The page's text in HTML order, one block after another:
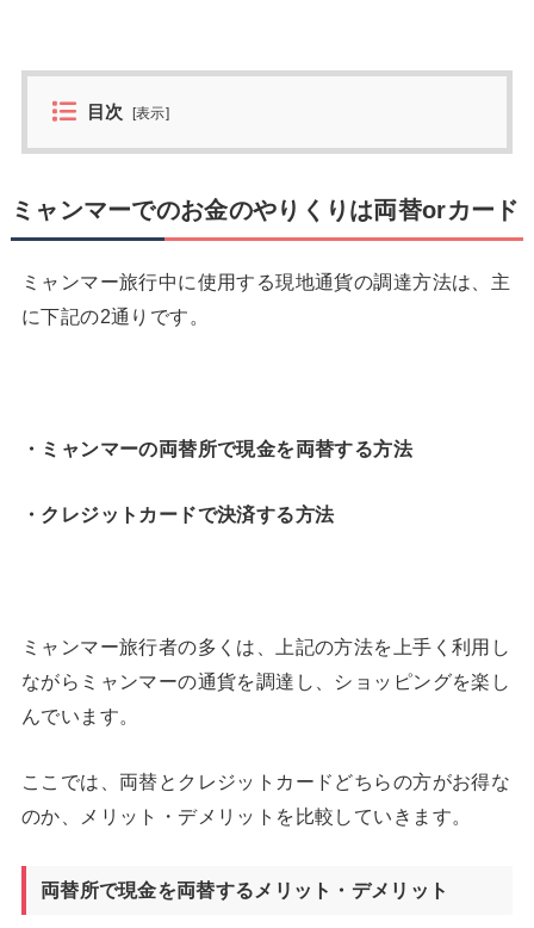
目次 [表示]
ミャンマーでのお金のやりくりは両替orカード
ミャンマー旅行中に使用する現地通貨の調達方法は、主
に下記の2通りです。
・ミャンマーの両替所で現金を両替する方法
・クレジットカードで決済する方法
ミャンマー旅行者の多くは、上記の方法を上手く利用し
ながらミャンマーの通貨を調達し、ショッピングを楽し
んでいます。
ここでは、両替とクレジットカードどちらの方がお得な
のか、メリット・デメリットを比較していきます。
両替所で現金を両替するメリット・デメリット